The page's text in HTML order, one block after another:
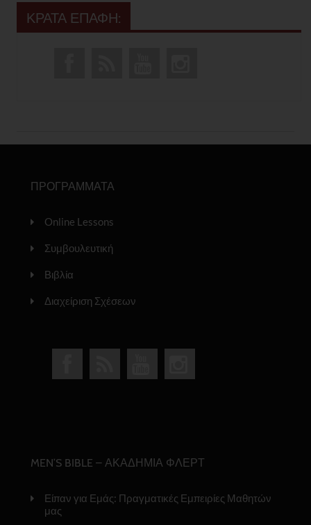
ΚΡΑΤΑ ΕΠΑΦΗ:
ΠΡΟΓΡΑΜΜΑΤΑ
Online Lessons
Συμβουλευτική
Βιβλία
Διαχείριση Σχέσεων
MEN’S BIBLE – ΑΚΑΔΗΜΙΑ ΦΛΕΡΤ
Είπαν για Εμάς: Πραγματικές Εμπειρίες Μαθητών
μας